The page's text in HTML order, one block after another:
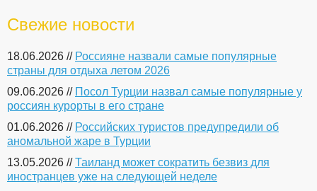
Свежие новости
18.06.2026 // Россияне назвали самые популярные
страны для отдыха летом 2026
09.06.2026 // Посол Турции назвал самые популярные у
россиян курорты в его стране
01.06.2026 // Российских туристов предупредили об
аномальной жаре в Турции
13.05.2026 //Таиланд может сократить безвиз для
иностранцев уже на следующей неделе